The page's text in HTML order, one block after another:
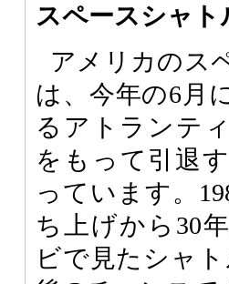
スペースシャト
アメリカのス
は、今年の6月
るアトランテ
をもって引退
っています。
ち上げから30
ビで見たシャ